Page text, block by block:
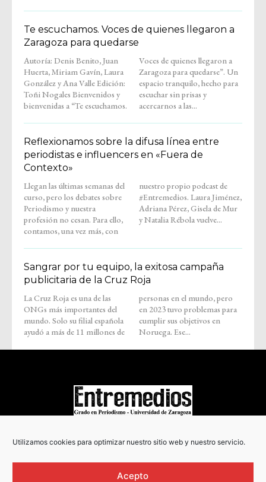
Utilizamos cookies para optimizar nuestro sitio web y nuestro servicio.
Acepto
Te escuchamos. Voces de quienes llegaron a
Zaragoza para quedarse
Autoría: Denis Benito, Juan
Huerta, Miriam Gavín, Laura
González y Ana Valle Edición:
Toñi Nogales Bienvenidos y
bienvenidas a “Te escuchamos.
Voces de quienes llegaron a
Zaragoza para quedarse”. Un
espacio tranquilo, hecho para
escuchar sin prisas y
acercarnos a las...
Reflexionamos sobre la difusa línea entre
periodistas e influencers en «Fuera de
Contexto»
Llegan las últimas semanas del
curso, pero los debates sobre
Periodismo y nuestra
profesión no cesan. Para ello,
contamos, una vez más, con
nuestro propio podcast de
#Entremedios. Laura Jiménez,
Adriana Pérez, Gisela de Mur
y Natalia Rébola vuelve...
Sangrar por tu equipo, la exitosa campaña
publicitaria de la Cruz Roja
La Cruz Roja es una de las
ONGs más importantes del
mundo. Solo su filial española
ayudó a más de 11 millones de
personas en el mundo, pero
en 2023 tuvo problemas para
cumplir sus objetivos en
Noruega. Ese...